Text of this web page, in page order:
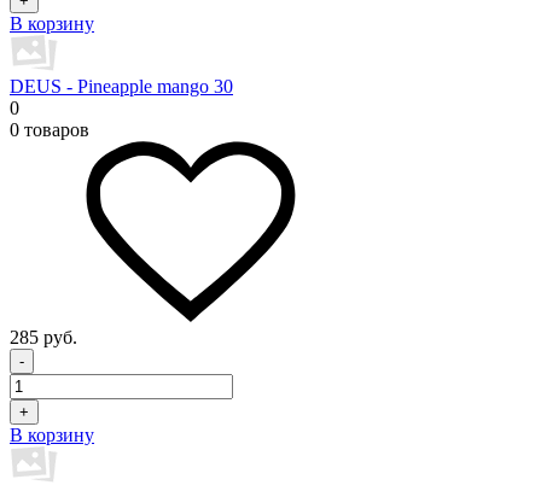
В корзину
DEUS - Pineapple mango 30
0
0 товаров
285 руб.
-
+
В корзину